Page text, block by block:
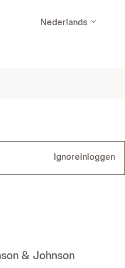
Nederlands
Ignoreinloggen
& Johnson